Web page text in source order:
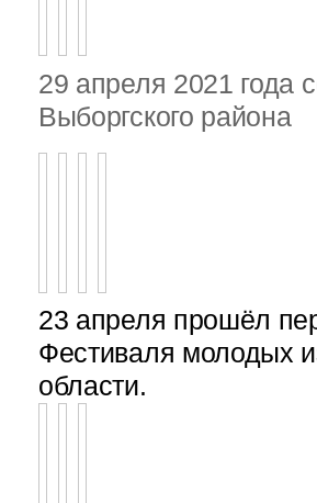
29 апреля 2021 года
Выборгского района
23 апреля прошёл
Фестиваля молодых
области.